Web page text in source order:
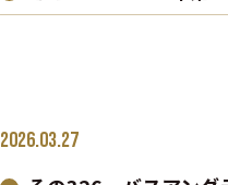
2026.03.27